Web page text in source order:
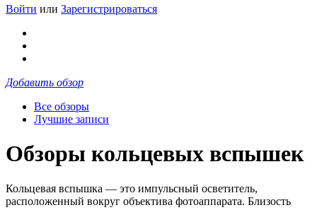
Войти или Зарегистрироваться
Добавить обзор
Все обзоры
Лучшие записи
Обзоры кольцевых вспышек
Кольцевая вспышка — это импульсный осветитель,
расположенный вокруг объектива фотоаппарата. Близость